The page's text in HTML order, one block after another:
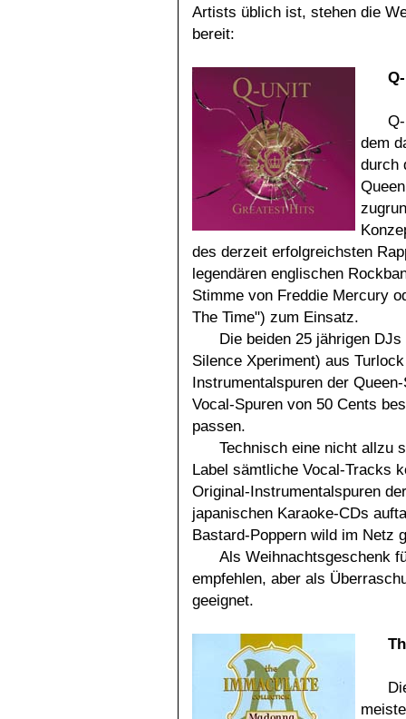
Artists üblich ist, stehen die
bereit:
dem
durch
des derzeit erfolgreichsten
legendären englischen
Stimme von Freddie Mercury
The Time") zum Einsatz.
Die beiden 25 jährigen
Silence Xperiment) aus
Instrumentalspuren der
Vocal-Spuren von 50 Cents
passen.
Technisch eine nicht allzu
Label sämtliche Vocal-Tracks
Original-Instrumentalspuren
japanischen Karaoke-CDs
Bastard-Poppern wild im Netz
Als Weihnachtsgeschenk
empfehlen, aber als
geeignet.